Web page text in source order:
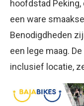
hoofdstad
een ware
Benodigdheden
een lege maag.
inclusief locatie,